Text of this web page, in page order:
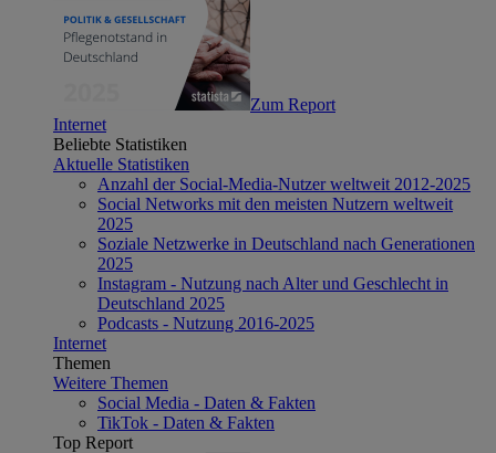
Zum Report
Internet
Beliebte Statistiken
Aktuelle Statistiken
Anzahl der Social-Media-Nutzer weltweit 2012-2025
Social Networks mit den meisten Nutzern weltweit
2025
Soziale Netzwerke in Deutschland nach Generationen
2025
Instagram - Nutzung nach Alter und Geschlecht in
Deutschland 2025
Podcasts - Nutzung 2016-2025
Internet
Themen
Weitere Themen
Social Media - Daten & Fakten
TikTok - Daten & Fakten
Top Report